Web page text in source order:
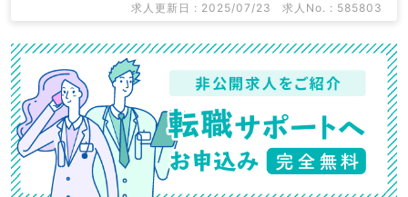
求人更新日 : 2025/07/23 求人No. : 585803